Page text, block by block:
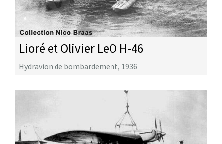
Lioré et Olivier LeO H-46
Hydravion de bombardement, 1936